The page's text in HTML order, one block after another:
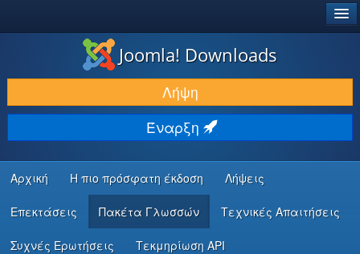
ΛΉΨΕΙΣ & ΕΠΕΚΤΆΣΕΙΣ
ΕΎΡΕΣΗ & ΜΆΘΗΣΗ
ΚΟΙΝΌΤΗΤΑ & ΥΠΟΣΤΉΡΙΞΗ
ΠΌΡΟΙ ΠΡΟΓΡΑΜΜΑΤΙΣΤΏΝ
Joomla! Downloads
Λήψη
Έναρξη
Αρχική Η πιο πρόσφατη έκδοση Λήψεις
Επεκτάσεις Πακέτα Γλωσσών Τεχνικές Απαιτήσεις
Συχνές Ερωτήσεις Τεκμηρίωση API